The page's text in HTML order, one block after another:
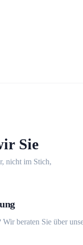
Sie
nicht im Stich,
Wir beraten Sie über